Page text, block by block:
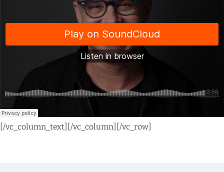
[/vc_column_text][/vc_column][/vc_row]